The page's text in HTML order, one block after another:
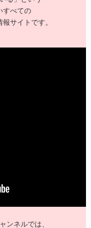
すべての
サイトです。
ンネルでは、